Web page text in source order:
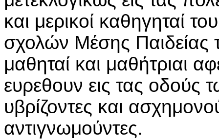
και μερικοί καθηγηταί
σχολών Μέσης Παιδείας
μαθηταί και μαθήτριαι
ευρεθουν εις τας οδούς
υβρίζοντες και
αντιγνωμούντες.